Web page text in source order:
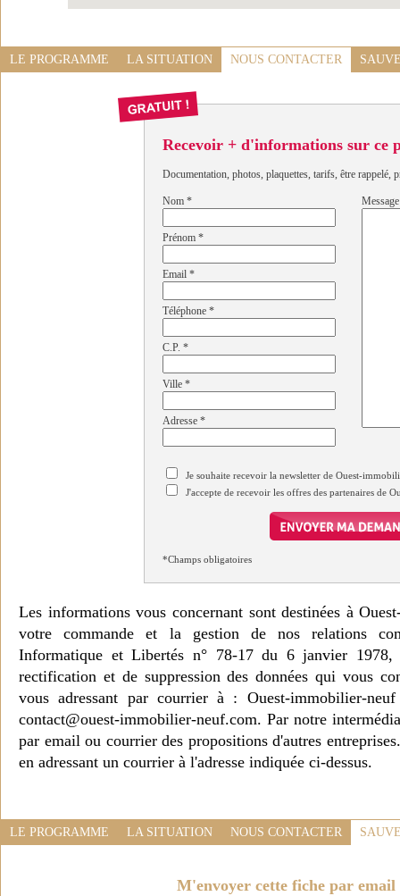
LE PROGRAMME LA SITUATION NOUS CONTACTER
Recevoir + d'informations sur ce
Documentation, photos, plaquettes, tarifs, être rappelé,
Nom *
Prénom *
Email *
Téléphone *
C.P. *
Ville *
Adresse *
Message
Je souhaite recevoir la newsletter de Ouest-
J'accepte de recevoir les offres des partenaires de
*Champs obligatoires
Les informations vous concernant sont destinées à
votre commande et la gestion de nos relations
Informatique et Libertés n° 78-17 du 6 janvier 1978,
rectification et de suppression des données qui vous
vous adressant par courrier à : Ouest-immobilier-
contact@ouest-immobilier-neuf.com. Par notre
par email ou courrier des propositions d'autres
en adressant un courrier à l'adresse indiquée ci-dessus.
LE PROGRAMME LA SITUATION NOUS CONTACTER
M'envoyer cette fiche par email